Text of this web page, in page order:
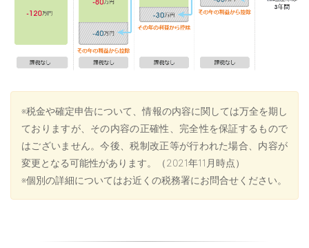
※税金や確定申告について、情報の内容に関しては万全を期し
ておりますが、その内容の正確性、完全性を保証するもので
はございません。今後、税制改正等が行われた場合、内容が
変更となる可能性があります。（2021年11月時点）
※個別の詳細についてはお近くの税務署にお問合せください。